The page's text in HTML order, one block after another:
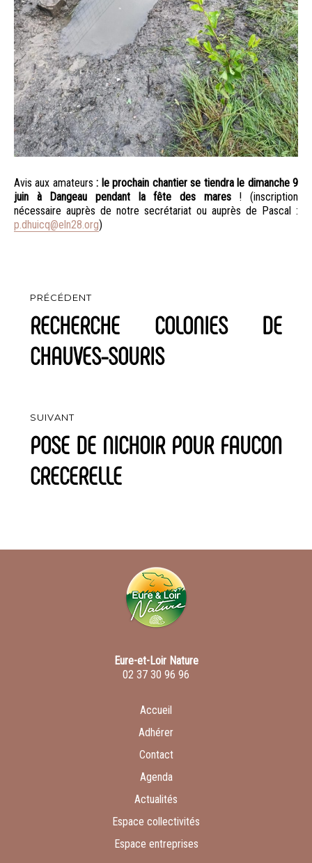
Avis aux amateurs: le prochain chantier se tiendra le dimanche 9
juin à Dangeau pendant la fête des mares! (inscription
nécessaire auprès de notre secrétariat ou auprès de Pascal :
p.dhuicq@eln28.org)
de
l’article
PRÉCÉDENT
Article
RECHERCHE COLONIES DE
CHAUVES-SOURIS
SUIVANT
Article
POSE DE NICHOIR POUR FAUCON
CRECERELLE
Eure-et-Loir Nature
02 37 30 96 96
Accueil
Adhérer
Contact
Agenda
Actualités
Espace collectivités
Espace entreprises